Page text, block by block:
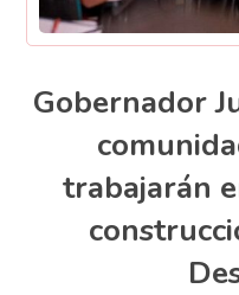
Gobernador
trabajarán